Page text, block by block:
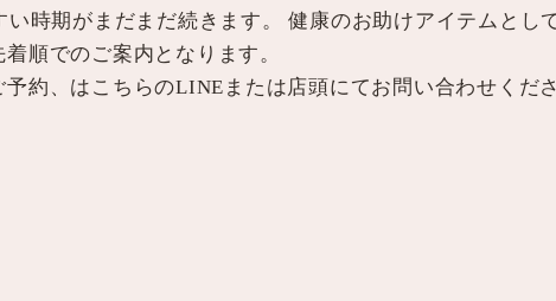
い時期がまだまだ続きます。 健康のお助けアイテムとし
順でのご案内となります。
約、はこちらのLINEまたは店頭にてお問い合わせくだ